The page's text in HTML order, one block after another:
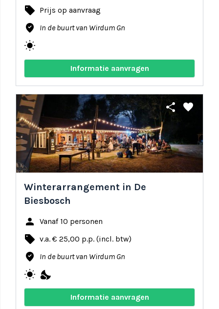
local_offer Prijs op aanvraag
where_to_vote In de buurt van Wirdum Gn
wb_sunny
Informatie aanvragen
share favorite
Winterarrangement in De
Biesbosch
person Vanaf 10 personen
local_offer v.a. € 25,00 p.p. (incl. btw)
where_to_vote In de buurt van Wirdum Gn
wb_sunny nights_stay
Informatie aanvragen